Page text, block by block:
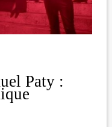
Paty :